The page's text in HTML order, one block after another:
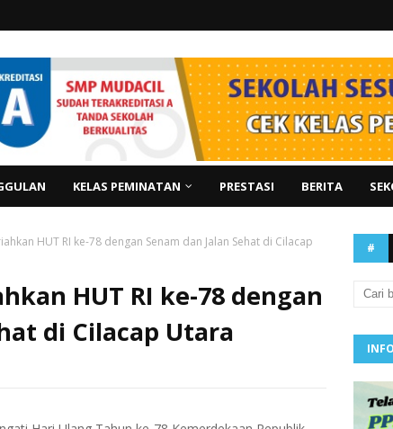
KELAS PEMINATAN PRESTASI BERITA
HUT RI ke-78 dengan Senam dan Jalan Sehat di Cilacap
HUT RI ke-78 dengan
di Cilacap Utara
#